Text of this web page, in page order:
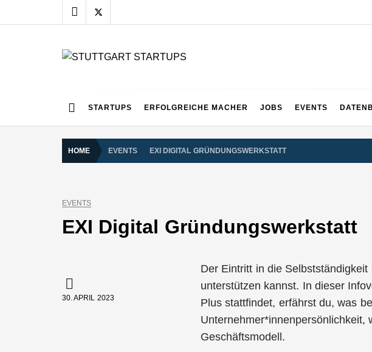
to
STARTUPS ERFOLGREICHE MACHER JOBS EVENTS
HOME EVENTS EXI DIGITAL GRÜNDUNGSWERKSTATT
EVENTS
EXI Digital Gründungswerkstatt
30. APRIL 2023
Der Eintritt in die
unterstützen kannst. In dieser
Plus stattfindet, erfährst du, was
Geschäftsmodell.